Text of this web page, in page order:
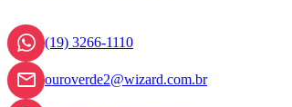
(19) 3266-1110
ouroverde2@wizard.com.br